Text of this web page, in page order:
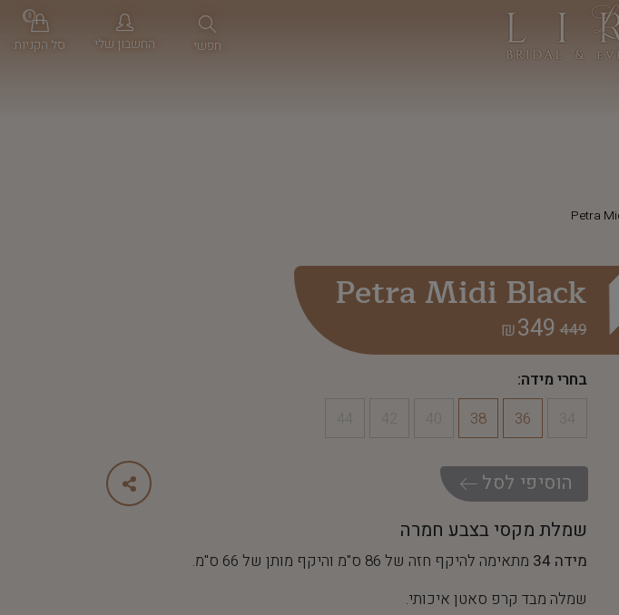
חפשי החשבון שלי סל הקניות
0
Petra
Petra Midi Black
449
349
₪
בחרי מידה:
36
38
הוסיפי לסל
שמלת מקסי בצבע חמרה
מידה 34
מתאימה להיקף חזה של 86 ס"מ והיקף מותן של 66 ס"מ.
שמלה מבד קרפ סאטן איכותי.